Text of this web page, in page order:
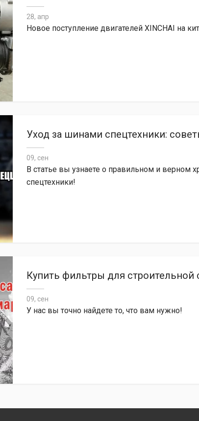
28, апр
Новое поступление двигателей XINCHAI на
Уход за шинами спецтехники:
09, сен
В статье вы узнаете о правильном и верном
спецтехники!
Купить фильтры для строительной
09, сен
У нас вы точно найдете то, что вам нужно!